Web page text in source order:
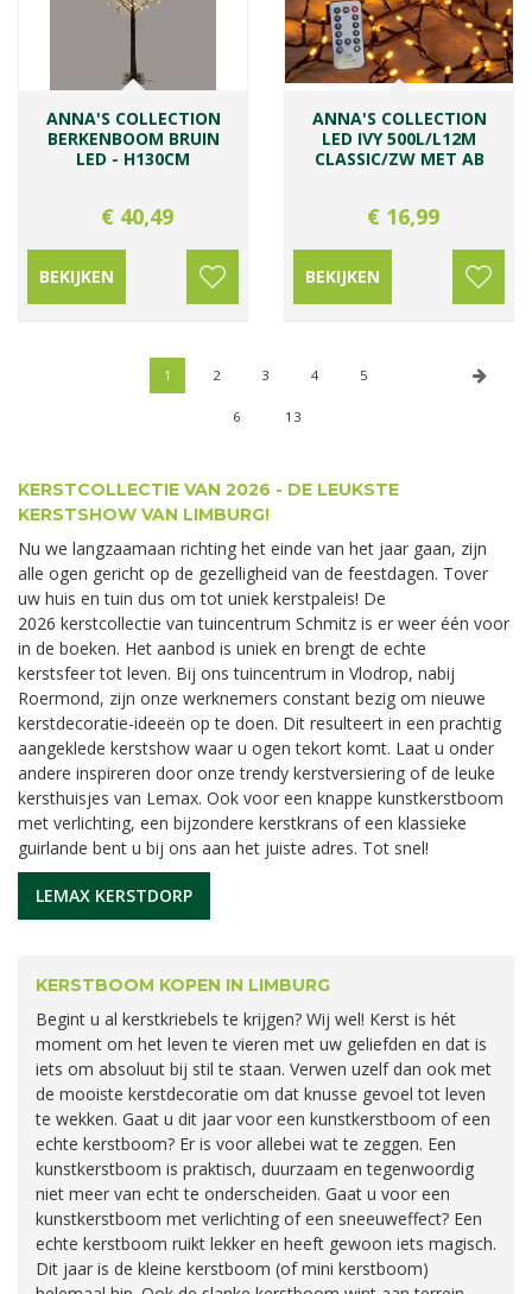
ANNA'S COLLECTION
BERKENBOOM BRUIN
LED - H130CM
€ 40,49
BEKIJKEN
ANNA'S COLLECTION
LED IVY 500L/L12M
CLASSIC/ZW MET AB
€ 16,99
BEKIJKEN
1 2 3 4 5
6 13
KERSTCOLLECTIE VAN 2026 - DE LEUKSTE
KERSTSHOW VAN LIMBURG!
Nu we langzaamaan richting het einde van het jaar gaan, zijn
alle ogen gericht op de gezelligheid van de feestdagen. Tover
uw huis en tuin dus om tot uniek kerstpaleis! De
2026 kerstcollectie van tuincentrum Schmitz is er weer één voor
in de boeken. Het aanbod is uniek en brengt de echte
kerstsfeer tot leven. Bij ons tuincentrum in Vlodrop, nabij
Roermond, zijn onze werknemers constant bezig om nieuwe
kerstdecoratie-ideeën op te doen. Dit resulteert in een prachtig
aangeklede kerstshow waar u ogen tekort komt. Laat u onder
andere inspireren door onze trendy kerstversiering of de leuke
kersthuisjes van Lemax. Ook voor een knappe kunstkerstboom
met verlichting, een bijzondere kerstkrans of een klassieke
guirlande bent u bij ons aan het juiste adres. Tot snel!
LEMAX KERSTDORP
KERSTBOOM KOPEN IN LIMBURG
Begint u al kerstkriebels te krijgen? Wij wel! Kerst is hét
moment om het leven te vieren met uw geliefden en dat is
iets om absoluut bij stil te staan. Verwen uzelf dan ook met
de mooiste kerstdecoratie om dat knusse gevoel tot leven
te wekken. Gaat u dit jaar voor een kunstkerstboom of een
echte kerstboom? Er is voor allebei wat te zeggen. Een
kunstkerstboom is praktisch, duurzaam en tegenwoordig
niet meer van echt te onderscheiden. Gaat u voor een
kunstkerstboom met verlichting of een sneeuweffect? Een
echte kerstboom ruikt lekker en heeft gewoon iets magisch.
Dit jaar is de kleine kerstboom (of mini kerstboom)